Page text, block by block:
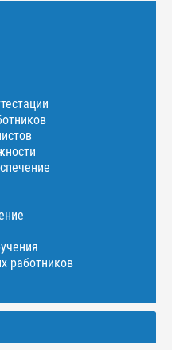
работников